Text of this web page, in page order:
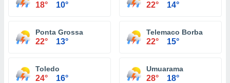
18° 10° 22° 14°
Ponta Grossa
22° 13°
Telemaco Borba
22° 15°
Toledo
24° 16°
Umuarama
28° 18°